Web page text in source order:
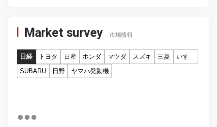
Market survey 市場情報
日経 トヨタ 日産 ホンダ マツダ スズキ 三菱
いすゞ
SUBARU
日野 ヤマハ発動機